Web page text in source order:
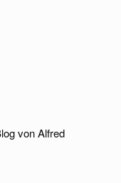
von Alfred